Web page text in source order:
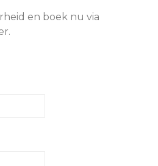
en boek nu via